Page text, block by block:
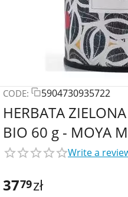
CODE: 5904730935722
HERBATA
BIO 60 g - MOYA
Write a
3779zł